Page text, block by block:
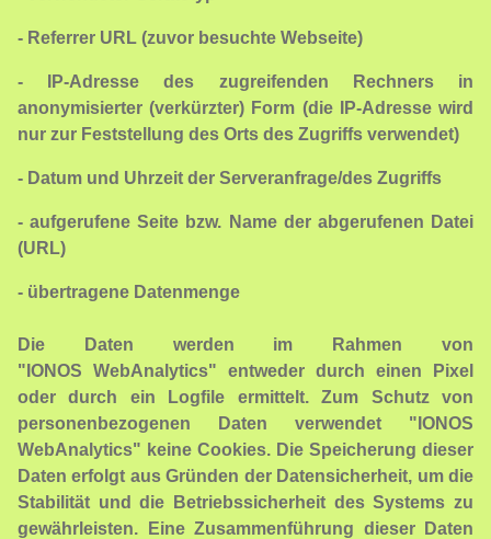
- Referrer URL (zuvor besuchte Webseite)
- IP-Adresse des zugreifenden Rechners in
anonymisierter (verkürzter) Form (die IP-Adresse wird
nur zur Feststellung des Orts des Zugriffs verwendet)
- Datum und Uhrzeit der Serveranfrage/des Zugriffs
- aufgerufene Seite bzw. Name der abgerufenen Datei
(URL)
- übertragene Datenmenge
Die Daten werden im Rahmen von
"IONOS WebAnalytics" entweder durch einen Pixel
oder durch ein Logfile ermittelt. Zum Schutz von
personenbezogenen Daten verwendet "IONOS
WebAnalytics" keine Cookies. Die Speicherung dieser
Daten erfolgt aus Gründen der Datensicherheit, um die
Stabilität und die Betriebssicherheit des Systems zu
gewährleisten. Eine Zusammenführung dieser Daten